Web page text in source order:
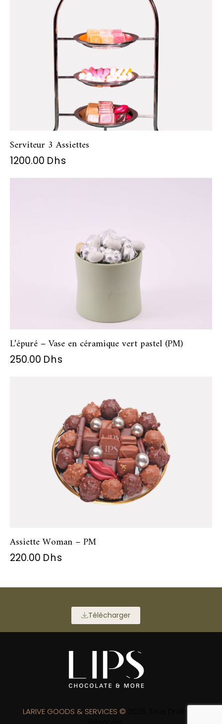
Serviteur 3 Assiettes
1200.00 Dhs
L’épuré – Vase en céramique vert pastel (PM)
250.00 Dhs
Assiette Woman – PM
220.00 Dhs
Télécharger
LARIVE GOODS & SERVICES ©